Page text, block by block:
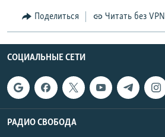
Поделиться Читать без VPN
СОЦИАЛЬНЫЕ СЕТИ
РАДИО СВОБОДА